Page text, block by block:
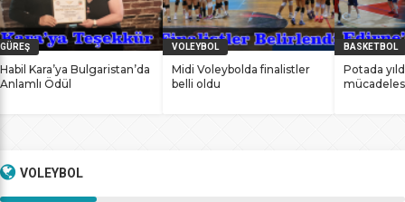
GÜREŞ
Habil Kara’ya Bulgaristan’da
Anlamlı Ödül
VOLEYBOL
Midi Voleybolda finalistler
belli oldu
BASKETBOL
Potada
VOLEYBOL